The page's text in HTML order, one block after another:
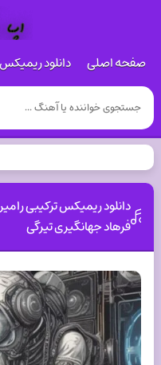
صفحه اصلی دانلود ریمیکس
دانلود ریمیکس ترکیبی
فرهاد جهانگیری تیرگی